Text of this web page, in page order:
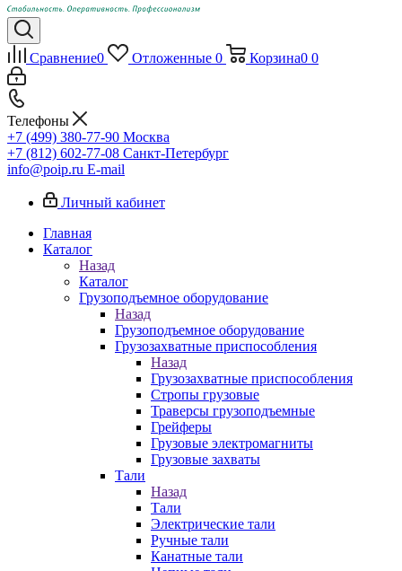
Сравнение0 Отложенные 0 Корзина0 0
Телефоны
+7 (499) 380-77-90 Москва
+7 (812) 602-77-08 Санкт-Петербург
info@poip.ru E-mail
Личный кабинет
Главная
Каталог
Назад
Каталог
Грузоподъемное оборудование
Назад
Грузоподъемное оборудование
Грузозахватные приспособления
Назад
Грузозахватные приспособления
Стропы грузовые
Траверсы грузоподъемные
Грейферы
Грузовые электромагниты
Грузовые захваты
Тали
Назад
Тали
Электрические тали
Ручные тали
Канатные тали